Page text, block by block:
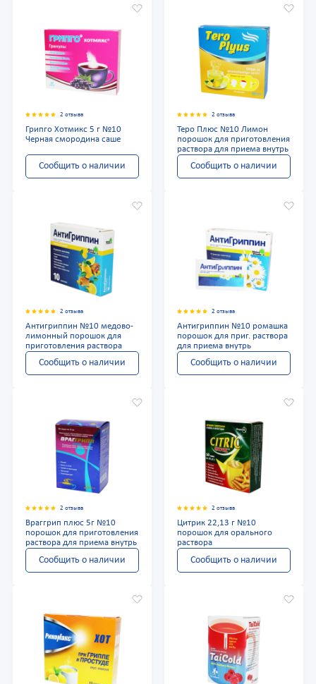
2 отзыва
Грипго Хотмикс 5 г №10
Черная смородина саше
Сообщить о наличии
2 отзыва
Теро Плюс №10 Лимон
порошок для приготовления
раствора для приема внутрь
Сообщить о наличии
2 отзыва
Антигриппин №10 медово-
лимонный порошок для
приготовления раствора
Сообщить о наличии
2 отзыва
Антигриппин №10 ромашка
порошок для приг. раствора
для приема внутрь
Сообщить о наличии
2 отзыва
Враггрип плюс 5г №10
порошок для приготовления
раствора для приема внутрь
Сообщить о наличии
2 отзыва
Цитрик 22,13 г №10
порошок для орального
раствора
Сообщить о наличии